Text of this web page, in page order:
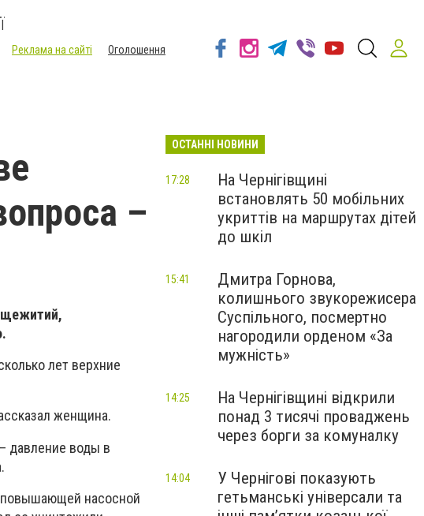
Реклама на сайті
Оголошення
–
лет верхние
женщина.
давление воды в
повышающей насосной
ОСТАННІ НОВИНИ
На Чернігівщині
встановлять 50 мобільних
укриттів на маршрутах дітей
до шкіл
17:28
Дмитра Горнова,
колишнього звукорежисера
Суспільного, посмертно
нагородили орденом «За
мужність»
15:41
На Чернігівщині відкрили
понад 3 тисячі проваджень
через борги за комуналку
14:25
У Чернігові показують
гетьманські універсали та
14:04